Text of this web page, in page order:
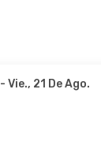
- Vie., 21 De Ago.